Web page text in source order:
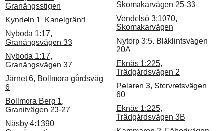
Granängsstigen
Kyndeln 1, Kanelgränd
Nyboda 1:17,
Granängsvägen 33
Nyboda 1:17,
Granängsvägen 37
Järnet 6, Bollmora gårdsväg
6
Bollmora Berg 1,
Granitvägen 23-27
Näsby 4:1390,
Skomakarvägen 25-33
Vendelsö 3:1070,
Skomakarvägen
Nytorp 3:5, Blåklintsvägen
20A
Eknäs 1:225,
Trädgårdsvägen 2
Pelaren 3, Storvretsvägen
60
Eknäs 1:225,
Trädgårdsvägen 3B